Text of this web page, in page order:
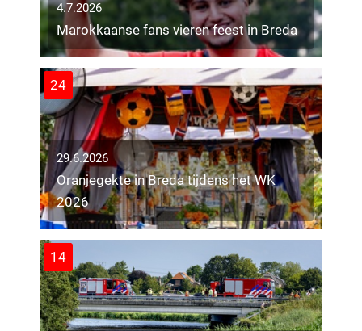
4.7.2026
Marokkaanse fans vieren feest in Breda
24
29.6.2026
Oranjegekte in Breda tijdens het WK
2026
14